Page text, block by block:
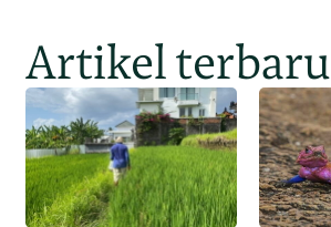
Artikel terbaru